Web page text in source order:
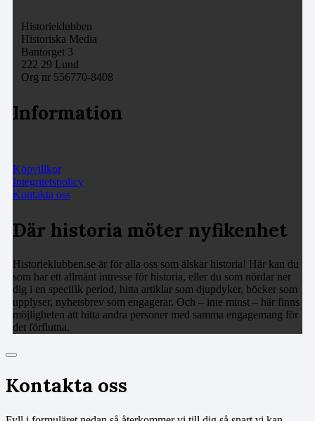
Historieklubben
Historiska Media
Bantorget 3
222 29 Lund
Org nr 556770-8408
Information
Köpvillkor
Integritetspolicy
Kontakta oss
Där historia möter nyfikenhet
Historieklubben.se är för alla oss som älskar historia! Här kan du
som har ett allmänt intresse för historia, eller du som nördar ner
dig i en specifik period, hitta artiklar som djupdyker, böcker som
upplyser, nyhetsbrev som engagerar. Och – inte minst – här finns
möjligheten att hitta andra personer med samma engagemang för
det förflutna.
Kontakta oss